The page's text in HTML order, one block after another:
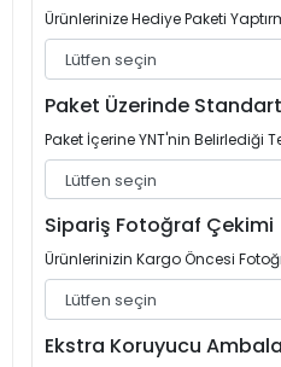
Ürünlerinize Hediye Paketi
Paket Üzerinde
Paket İçerine YNT'nin Belirlediği
Sipariş Fotoğraf Çekimi
Ürünlerinizin Kargo Öncesi
Ekstra Koruyucu